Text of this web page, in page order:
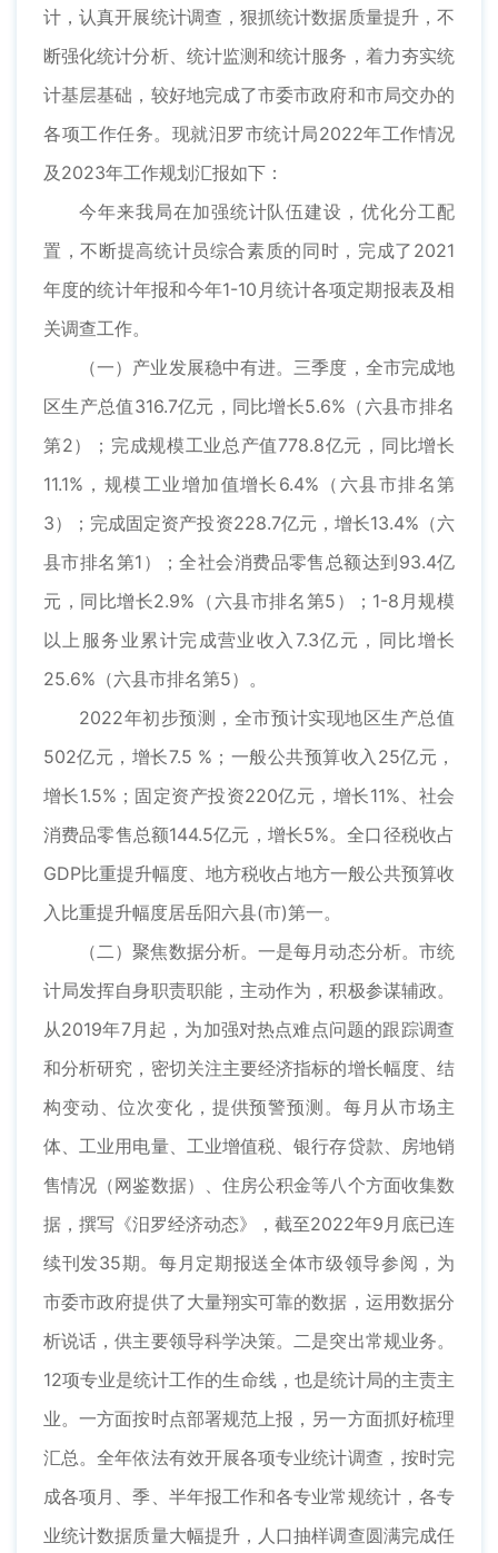
计，认真开展统计调查，狠抓统计数据质量提升，不
断强化统计分析、统计监测和统计服务，着力夯实统
计基层基础，较好地完成了市委市政府和市局交办的
各项工作任务。现就汨罗市统计局2022年工作情况
及2023年工作规划汇报如下：
今年来我局在加强统计队伍建设，优化分工配
置，不断提高统计员综合素质的同时，完成了2021
年度的统计年报和今年1-10月统计各项定期报表及相
关调查工作。
（一）产业发展稳中有进。三季度，全市完成地
区生产总值316.7亿元，同比增长5.6%（六县市排名
第2）；完成规模工业总产值778.8亿元，同比增长
11.1%，规模工业增加值增长6.4%（六县市排名第
3）；完成固定资产投资228.7亿元，增长13.4%（六
县市排名第1）；全社会消费品零售总额达到93.4亿
元，同比增长2.9%（六县市排名第5）；1-8月规模
以上服务业累计完成营业收入7.3亿元，同比增长
25.6%（六县市排名第5）。
2022年初步预测，全市预计实现地区生产总值
502亿元，增长7.5 %；一般公共预算收入25亿元，
增长1.5%；固定资产投资220亿元，增长11%、社会
消费品零售总额144.5亿元，增长5%。全口径税收占
GDP比重提升幅度、地方税收占地方一般公共预算收
入比重提升幅度居岳阳六县(市)第一。
（二）聚焦数据分析。一是每月动态分析。市统
计局发挥自身职责职能，主动作为，积极参谋辅政。
从2019年7月起，为加强对热点难点问题的跟踪调查
和分析研究，密切关注主要经济指标的增长幅度、结
构变动、位次变化，提供预警预测。每月从市场主
体、工业用电量、工业增值税、银行存贷款、房地销
售情况（网鉴数据）、住房公积金等八个方面收集数
据，撰写《汨罗经济动态》，截至2022年9月底已连
续刊发35期。每月定期报送全体市级领导参阅，为
市委市政府提供了大量翔实可靠的数据，运用数据分
析说话，供主要领导科学决策。二是突出常规业务。
12项专业是统计工作的生命线，也是统计局的主责主
业。一方面按时点部署规范上报，另一方面抓好梳理
汇总。全年依法有效开展各项专业统计调查，按时完
成各项月、季、半年报工作和各专业常规统计，各专
业统计数据质量大幅提升，人口抽样调查圆满完成任